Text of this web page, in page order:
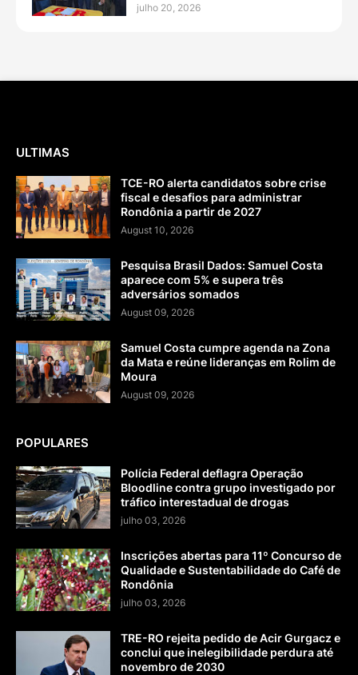
julho 20, 2026
ULTIMAS
TCE-RO alerta candidatos sobre crise
fiscal e desafios para administrar
Rondônia a partir de 2027
August 10, 2026
Pesquisa Brasil Dados: Samuel Costa
aparece com 5% e supera três
adversários somados
August 09, 2026
Samuel Costa cumpre agenda na Zona
da Mata e reúne lideranças em Rolim de
Moura
August 09, 2026
POPULARES
Polícia Federal deflagra Operação
Bloodline contra grupo investigado por
tráfico interestadual de drogas
julho 03, 2026
Inscrições abertas para 11º Concurso de
Qualidade e Sustentabilidade do Café de
Rondônia
julho 03, 2026
TRE-RO rejeita pedido de Acir Gurgacz e
conclui que inelegibilidade perdura até
novembro de 2030